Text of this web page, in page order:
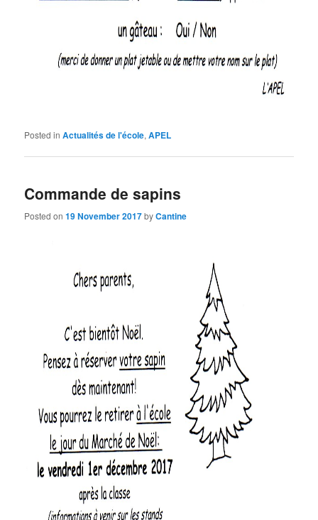
Posted in Actualités de l'école,APEL
Commande de sapins
Posted on19 November 2017byCantine